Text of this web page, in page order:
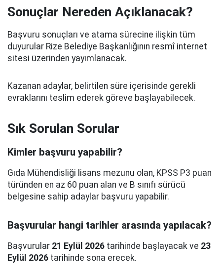
Sonuçlar Nereden Açıklanacak?
Başvuru sonuçları ve atama sürecine ilişkin tüm
duyurular Rize Belediye Başkanlığının resmî internet
sitesi üzerinden yayımlanacak.
Kazanan adaylar, belirtilen süre içerisinde gerekli
evraklarını teslim ederek göreve başlayabilecek.
Sık Sorulan Sorular
Kimler başvuru yapabilir?
Gıda Mühendisliği lisans mezunu olan, KPSS P3 puan
türünden en az 60 puan alan ve B sınıfı sürücü
belgesine sahip adaylar başvuru yapabilir.
Başvurular hangi tarihler arasında yapılacak?
Başvurular 21 Eylül 2026 tarihinde başlayacak ve 23
Eylül 2026 tarihinde sona erecek.